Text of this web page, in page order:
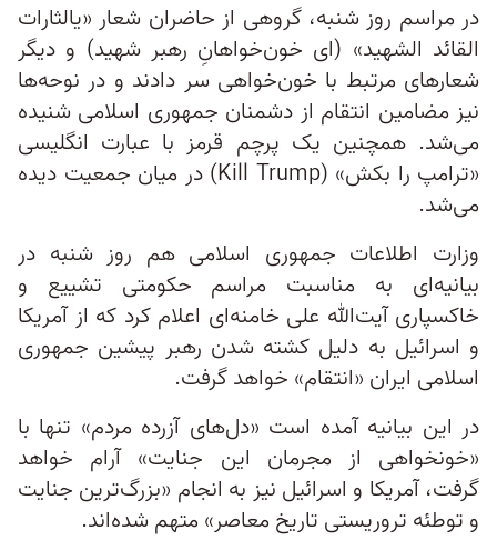
در مراسم روز شنبه، گروهی از حاضران شعار «یالثارات
القائد الشهید» (ای خون‌خواهانِ رهبر شهید) و دیگر
شعارهای مرتبط با خون‌خواهی سر دادند و در نوحه‌ها
نیز مضامین انتقام از دشمنان جمهوری اسلامی شنیده
می‌شد. همچنین یک پرچم قرمز با عبارت انگلیسی
«ترامپ را بکش» (Kill Trump) در میان جمعیت دیده
می‌شد.
وزارت اطلاعات جمهوری اسلامی هم روز شنبه در
بیانیه‌ای به مناسبت مراسم حکومتی تشییع و
خاکسپاری آیت‌الله علی خامنه‌ای اعلام کرد که از آمریکا
و اسرائیل به دلیل کشته شدن رهبر پیشین جمهوری
اسلامی ایران «انتقام» خواهد گرفت.
در این بیانیه آمده است «دل‌های آزرده مردم» تنها با
«خونخواهی از مجرمان این جنایت» آرام خواهد
گرفت، آمریکا و اسرائیل نیز به انجام «بزرگ‌ترین جنایت
و توطئه تروریستی تاریخ معاصر» متهم شده‌اند.